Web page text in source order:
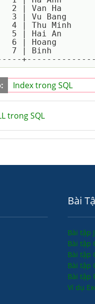
| Van Ha
| Vu Bang
| Thu Minh
5 | Hai An
| Hoang
7 | Binh
Index trong SQL
trong SQL
Bài
Bài tập
Bài tập
Bài tập
Bài tập
Bài tập
Ví dụ